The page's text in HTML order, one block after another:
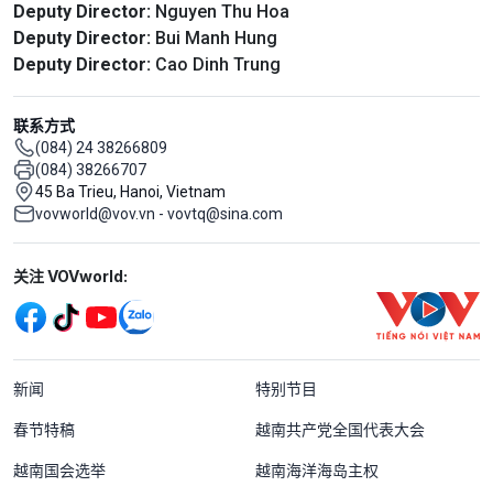
Deputy Director: Nguyen Thu Hoa
Deputy Director: Bui Manh Hung
Deputy Director: Cao Dinh Trung
联系方式
(084) 24 38266809
(084) 38266707
45 Ba Trieu, Hanoi, Vietnam
vovworld@vov.vn - vovtq@sina.com
Mạng xã hội
关注 VOVworld:
Menu footer tiếng Trung Quốc
新闻 特别节目
春节特稿 越南共产党全国代表大会
越南国会选举 越南海洋海岛主权